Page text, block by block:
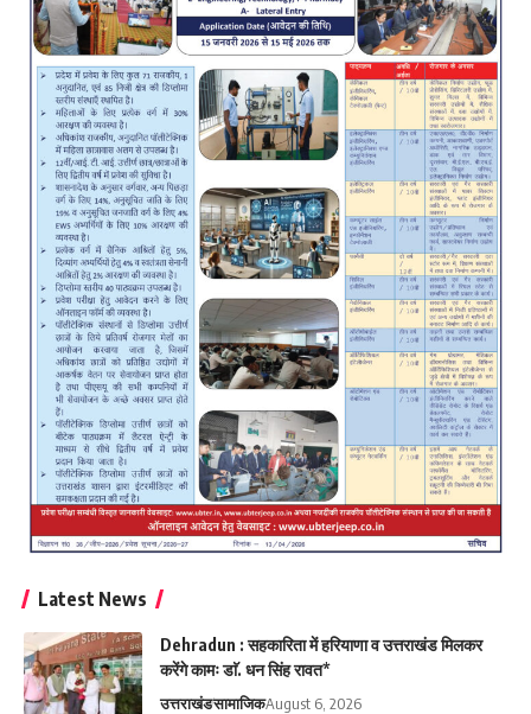
Latest News
Dehradun : सहकारिता में हरियाणा व उत्तराखंड मिलकर
करेंगे कामः डाॅ. धन सिंह रावत*
उत्तराखंडसामाजिकAugust 6, 2026